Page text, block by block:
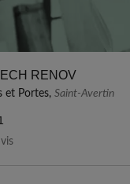
RENOV
et Portes, Saint-Avertin